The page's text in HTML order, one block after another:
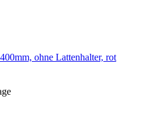
ohne Lattenhalter, rot